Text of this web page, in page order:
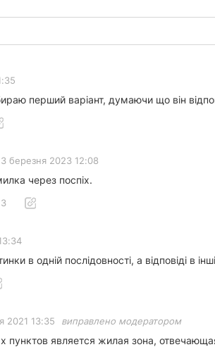
перший варіант, думаючи що він
березня 2023 12:08
через поспіх.
3
в одній послідовності, а відповіді в
2021 13:35 виправлено модератором
пунктов является жилая зона,